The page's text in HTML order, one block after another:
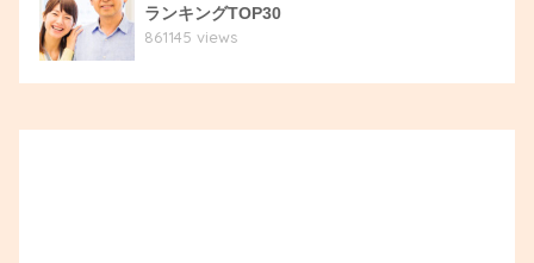
ランキングTOP30
861145 views